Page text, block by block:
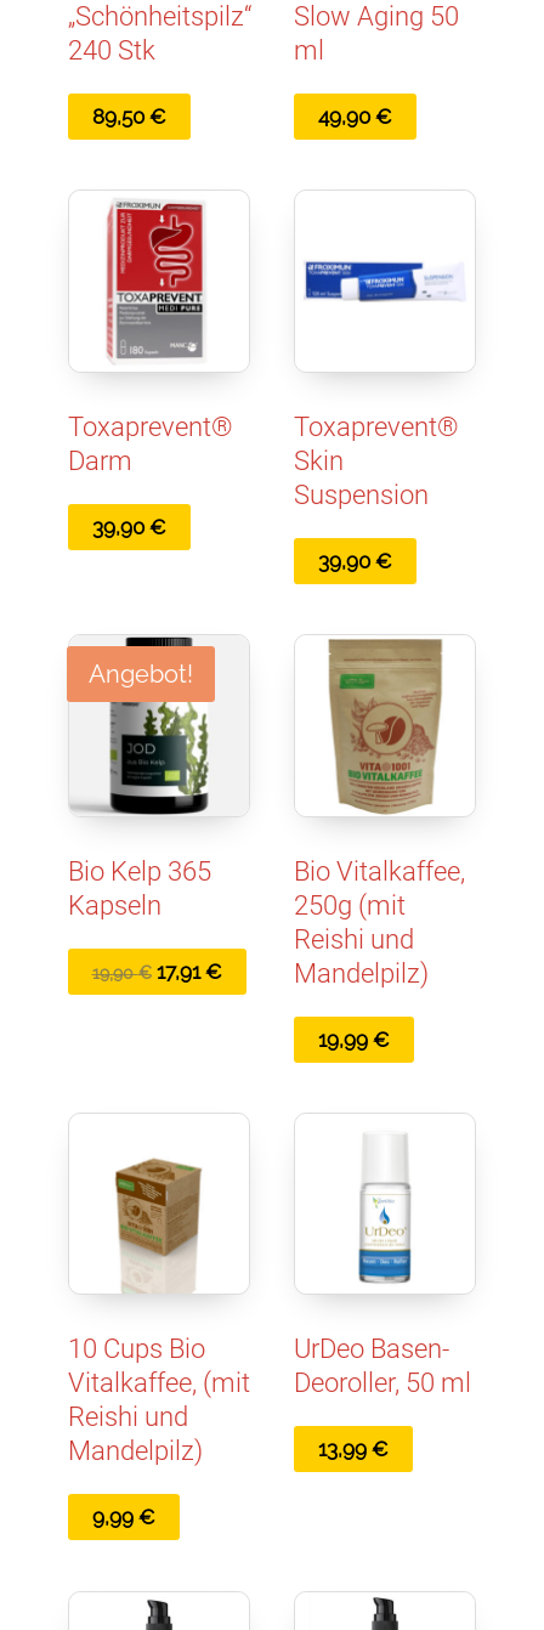
„Schönheitspilz“
240 Stk
89,50€
Slow Aging 50
ml
49,90€
Toxaprevent®
Darm
39,90€
Toxaprevent®
Skin
Suspension
39,90€
Angebot!
Bio Kelp 365
Kapseln
19,90€ Ursprünglicher
17,91€Aktueller
Bio Vitalkaffee,
250g (mit
Reishi und
Mandelpilz)
19,99 €
10 Cups Bio
Vitalkaffee, (mit
Reishi und
Mandelpilz)
9,99 €
UrDeo Basen-
Deoroller, 50 ml
13,99 €